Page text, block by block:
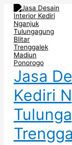
Skip
content
Jasa
Kediri
Menu
Kitchen
Set
atau
Rak
Dapur
Unik
di
Ternate